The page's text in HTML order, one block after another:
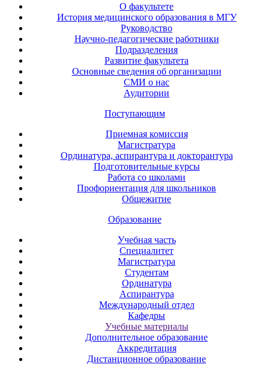
О факультете
История медицинского образования в МГУ
Руководство
Научно-педагогические работники
Подразделения
Развитие факультета
Основные сведения об организации
СМИ о нас
Аудитории
Поступающим
Приемная комиссия
Магистратура
Ординатура, аспирантура и докторантура
Подготовительные курсы
Работа со школами
Профориентация для школьников
Общежитие
Образование
Учебная часть
Специалитет
Магистратура
Студентам
Ординатура
Аспирантура
Международный отдел
Кафедры
Учебные материалы
Дополнительное образование
Аккредитация
Дистанционное образование